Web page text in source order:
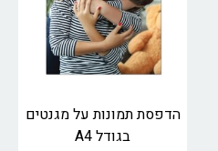
הדפסת תמונות על מגנטים
בגודל A4